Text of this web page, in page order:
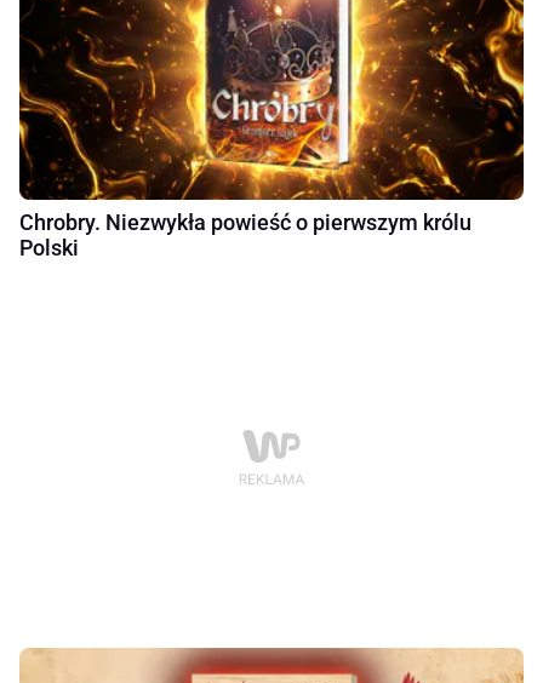
Chrobry. Niezwykła powieść o pierwszym królu
Polski